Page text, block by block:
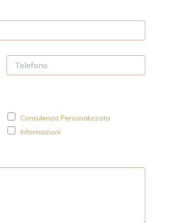
T
n
o
Consulenza Personalizzata
Informazioni